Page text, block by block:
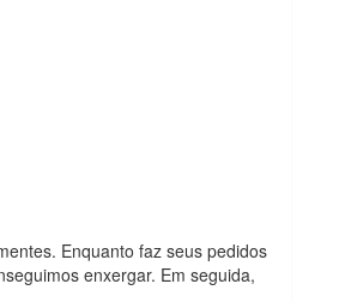
Enquanto faz seus pedidos
enxergar. Em seguida,